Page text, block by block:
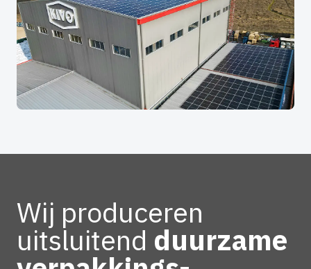
Wij produceren
uitsluitend duurzame